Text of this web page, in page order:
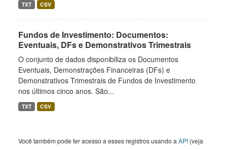
TXT CSV
Fundos de Investimento: Documentos:
Eventuais, DFs e Demonstrativos Trimestrais
O conjunto de dados disponibiliza os Documentos
Eventuais, Demonstrações Financeiras (DFs) e
Demonstrativos Trimestrais de Fundos de Investimento
nos últimos cinco anos. São...
TXT CSV
Você também pode ter acesso a esses registros usando a API (veja